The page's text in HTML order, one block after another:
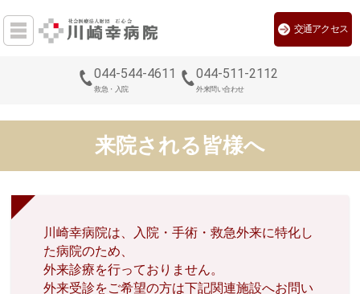
044-544-4611
救急・入院
044-511-2112
外来問い合わせ
交通アクセス
来院される皆様へ
川崎幸病院は、入院・手術・救急外来に特化し
た病院のため、
外来診療を行っておりません。
外来受診をご希望の方は下記関連施設へお問い